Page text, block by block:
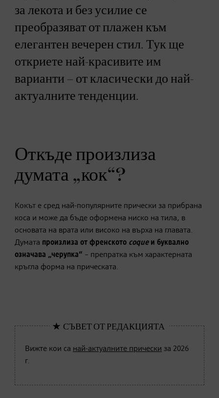
за лекота и без усилие се
преобразяват от плажен към
елегантен вечерен стил. Тук ще
откриете най-красивите им
варианти – от класически до най-
актуалните тенденции.
Откъде произлиза
думата „кок“?
Кокът е сред най-популярните прически за прибрана
коса и може да бъде оформена ниско на тила, в
основата на врата или високо на върха на главата.
Думата произлиза от френското coque и буквално
означава „черупка“ – препратка към характерната
кръгла форма на прическата.
Вижте кои са най-актуалните прически за 2026
г.